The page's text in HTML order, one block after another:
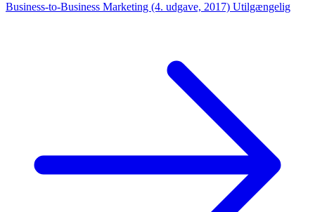
Business-to-Business Marketing (4. udgave, 2017) Utilgængelig